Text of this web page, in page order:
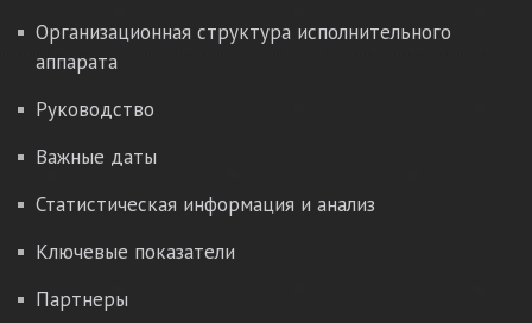
Организационная структура исполнительного
аппарата
Руководство
Важные даты
Статистическая информация и анализ
Ключевые показатели
Партнеры